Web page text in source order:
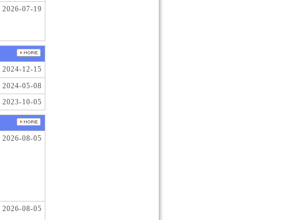
2026-07-19
2024-12-15
2024-05-08
2023-10-05
2026-08-05
2026-08-05